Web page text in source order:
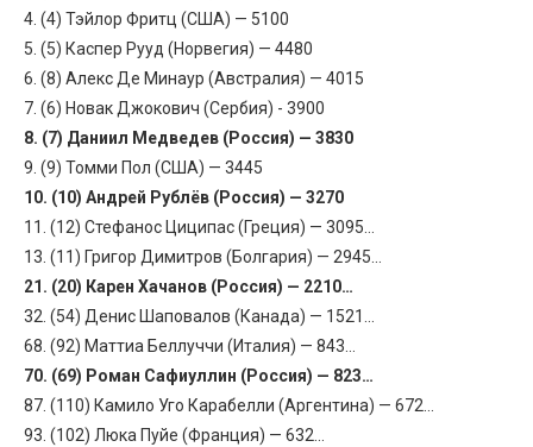
4. (4) Тэйлор Фритц (США) — 5100
5. (5) Каспер Рууд (Норвегия) — 4480
6. (8) Алекс Де Минаур (Австралия) — 4015
7. (6) Новак Джокович (Сербия) - 3900
8. (7) Даниил Медведев (Россия) — 3830
9. (9) Томми Пол (США) — 3445
10. (10) Андрей Рублёв (Россия) — 3270
11. (12) Стефанос Циципас (Греция) — 3095…
13. (11) Григор Димитров (Болгария) — 2945…
21. (20) Карен Хачанов (Россия) — 2210…
32. (54) Денис Шаповалов (Канада) — 1521…
68. (92) Маттиа Беллуччи (Италия) — 843…
70. (69) Роман Сафиуллин (Россия) — 823…
87. (110) Камило Уго Карабелли (Аргентина) — 672…
93. (102) Люка Пуйе (Франция) — 632…